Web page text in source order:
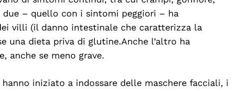
due – quello con i sintomi peggiori – ha
villi (il danno intestinale che caratterizza la
una dieta priva di glutine. Anche l’altro ha
anche se meno grave.
iniziato a indossare delle maschere facciali, i